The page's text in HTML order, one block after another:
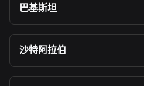
巴基斯坦
沙特阿拉伯